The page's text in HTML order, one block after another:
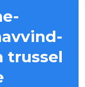
trussel